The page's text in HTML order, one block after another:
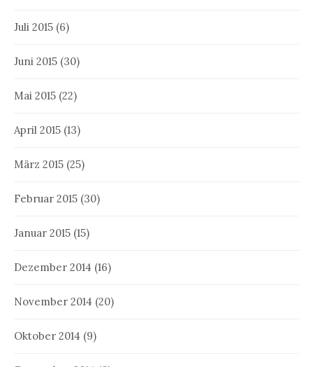
Juli 2015 (6)
Juni 2015 (30)
Mai 2015 (22)
April 2015 (13)
März 2015 (25)
Februar 2015 (30)
Januar 2015 (15)
Dezember 2014 (16)
November 2014 (20)
Oktober 2014 (9)